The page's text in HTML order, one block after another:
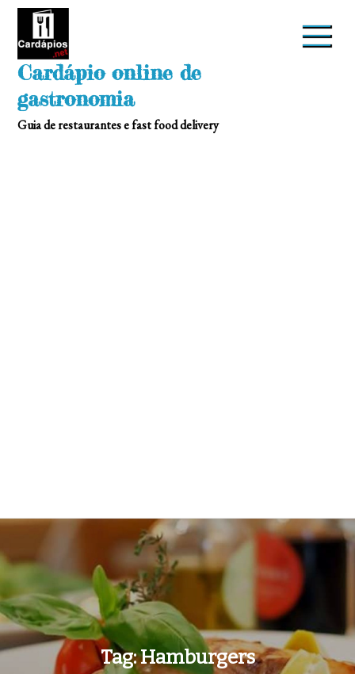
Skip
Cardápio online de
gastronomia
Guia de restaurantes e fast food delivery
Tag:Hamburgers